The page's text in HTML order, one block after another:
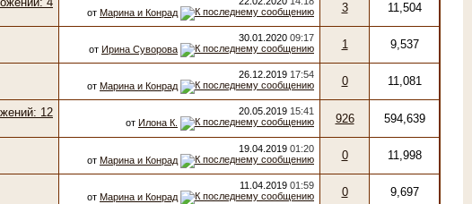
от Марина и Конрад 3 11,504
30.01.2020 09:17
от Ирина Суворова 1 9,537
26.12.2019 17:54
от Марина и Конрад 0 11,081
20.05.2019 15:41
от Илона К. 926 594,639
19.04.2019 01:20
от Марина и Конрад 0 11,998
11.04.2019 01:59
от Марина и Конрад 0 9,697